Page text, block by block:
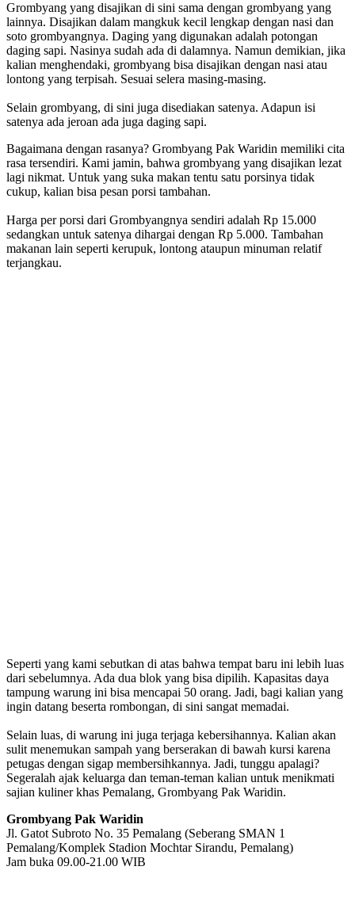
Grombyang yang disajikan di sini sama dengan grombyang yang
lainnya. Disajikan dalam mangkuk kecil lengkap dengan nasi dan
soto grombyangnya. Daging yang digunakan adalah potongan
daging sapi. Nasinya sudah ada di dalamnya. Namun demikian, jika
kalian menghendaki, grombyang bisa disajikan dengan nasi atau
lontong yang terpisah. Sesuai selera masing-masing.
Selain grombyang, di sini juga disediakan satenya. Adapun isi
satenya ada jeroan ada juga daging sapi.
Bagaimana dengan rasanya? Grombyang Pak Waridin memiliki cita
rasa tersendiri. Kami jamin, bahwa grombyang yang disajikan lezat
lagi nikmat. Untuk yang suka makan tentu satu porsinya tidak
cukup, kalian bisa pesan porsi tambahan.
Harga per porsi dari Grombyangnya sendiri adalah Rp 15.000
sedangkan untuk satenya dihargai dengan Rp 5.000. Tambahan
makanan lain seperti kerupuk, lontong ataupun minuman relatif
terjangkau.
Seperti yang kami sebutkan di atas bahwa tempat baru ini lebih luas
dari sebelumnya. Ada dua blok yang bisa dipilih. Kapasitas daya
tampung warung ini bisa mencapai 50 orang. Jadi, bagi kalian yang
ingin datang beserta rombongan, di sini sangat memadai.
Selain luas, di warung ini juga terjaga kebersihannya. Kalian akan
sulit menemukan sampah yang berserakan di bawah kursi karena
petugas dengan sigap membersihkannya. Jadi, tunggu apalagi?
Segeralah ajak keluarga dan teman-teman kalian untuk menikmati
sajian kuliner khas Pemalang, Grombyang Pak Waridin.
Grombyang Pak Waridin
Jl. Gatot Subroto No. 35 Pemalang (Seberang SMAN 1
Pemalang/Komplek Stadion Mochtar Sirandu, Pemalang)
Jam buka 09.00-21.00 WIB